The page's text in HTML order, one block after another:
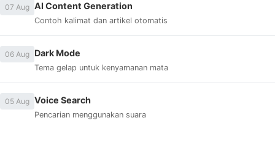
07 Aug AI Content Generation
Contoh kalimat dan artikel otomatis
06 Aug Dark Mode
Tema gelap untuk kenyamanan mata
05 Aug Voice Search
Pencarian menggunakan suara